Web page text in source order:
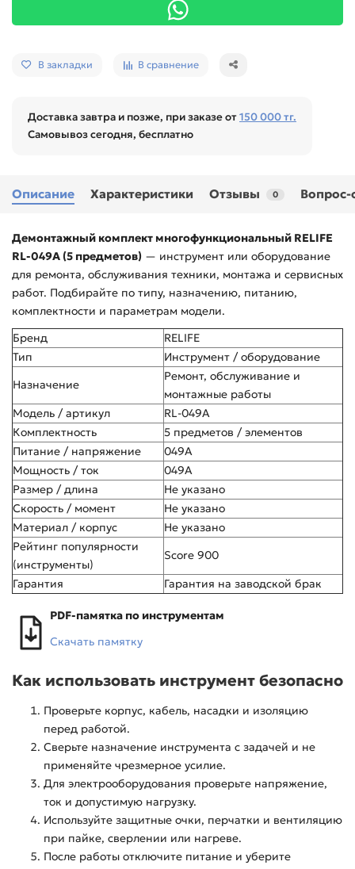
В закладки В сравнение
Доставка завтра и позже, при заказе от150 000 тг.
Самовывоз сегодня, бесплатно
Описание Характеристики Отзывы 0 Вопрос-
Демонтажный комплект многофункциональный RELIFE
RL-049A (5 предметов) — инструмент или оборудование
для ремонта, обслуживания техники, монтажа и сервисных
работ. Подбирайте по типу, назначению, питанию,
комплектности и параметрам модели.
Бренд
RELIFE
Тип
Инструмент / оборудование
Назначение
Ремонт, обслуживание и
монтажные работы
Модель / артикул
RL-049A
Комплектность
5 предметов / элементов
Питание / напряжение
049A
Мощность / ток
049A
Размер / длина
Не указано
Скорость / момент
Не указано
Материал / корпус
Не указано
Рейтинг популярности
(инструменты)
Score 900
Гарантия
Гарантия на заводской брак
PDF-памятка по инструментам
Скачать памятку
Как использовать инструмент безопасно
Проверьте корпус, кабель, насадки и изоляцию
перед работой.
Сверьте назначение инструмента с задачей и не
применяйте чрезмерное усилие.
Для электрооборудования проверьте напряжение,
ток и допустимую нагрузку.
Используйте защитные очки, перчатки и вентиляцию
при пайке, сверлении или нагреве.
После работы отключите питание и уберите